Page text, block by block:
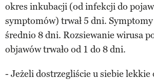
okres inkubacji (od infekcji do
symptomów) trwał 5 dni. Symptomy
średnio 8 dni. Rozsiewanie wirusa
objawów trwało od 1 do 8 dni.
- Jeżeli dostrzegliście u siebie